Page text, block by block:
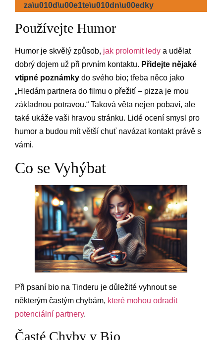
za\u010d\u00e1te\u010dn\u00edky
Používejte Humor
Humor je skvělý způsob, jak prolomit ledy a udělat
dobrý dojem už při prvním kontaktu. Přidejte nějaké
vtipné poznámky do svého bio; třeba něco jako
„Hledám partnera do filmu o přežití – pizza je mou
základnou potravou.“ Taková věta nejen pobaví, ale
také ukáže vaši hravou stránku. Lidé ocení smysl pro
humor a budou mít větší chuť navázat kontakt právě s
vámi.
Co se Vyhýbat
Při psaní bio na Tinderu je důležité vyhnout se
některým častým chybám, které mohou odradit
potenciální partnery.
Časté Chyby v Bio